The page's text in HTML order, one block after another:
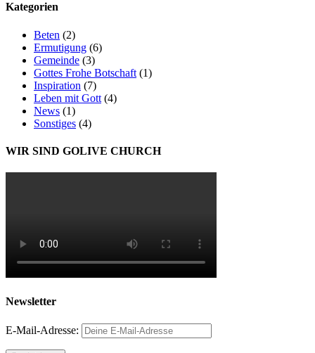
Kategorien
Beten (2)
Ermutigung (6)
Gemeinde (3)
Gottes Frohe Botschaft (1)
Inspiration (7)
Leben mit Gott (4)
News (1)
Sonstiges (4)
WIR SIND GOLIVE CHURCH
Newsletter
E-Mail-Adresse: